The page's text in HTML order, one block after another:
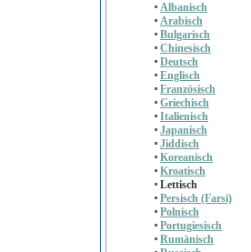
Albanisch
Arabisch
Bulgarisch
Chinesisch
Deutsch
Englisch
Französisch
Griechisch
Italienisch
Japanisch
Jiddisch
Koreanisch
Kroatisch
Lettisch
Persisch (Farsi)
Polnisch
Portugiesisch
Rumänisch